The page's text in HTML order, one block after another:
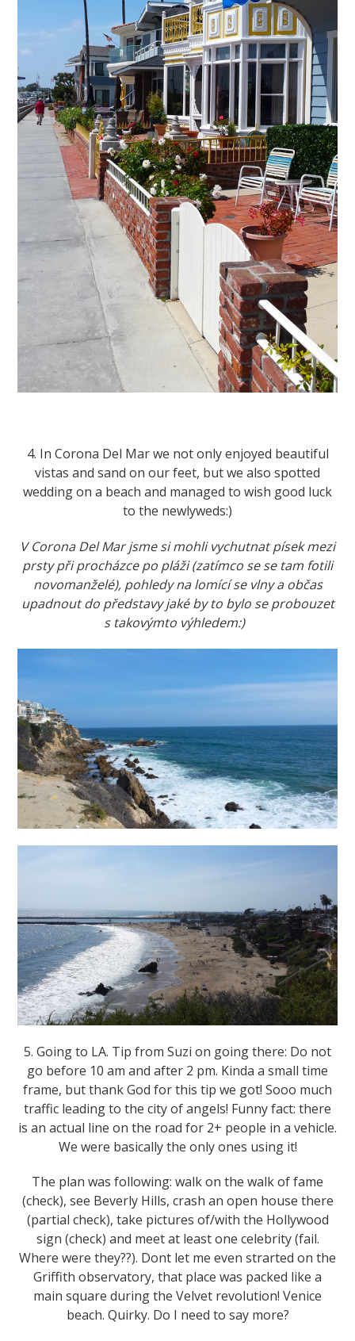
4. In Corona Del Mar we not only enjoyed beautiful
vistas and sand on our feet, but we also spotted
wedding on a beach and managed to wish good luck
to the newlyweds:)
V Corona Del Mar jsme si mohli vychutnat písek mezi
prsty při procházce po pláži (zatímco se se tam fotili
novomanželé), pohledy na lomící se vlny a občas
upadnout do představy jaké by to bylo se probouzet
s takovýmto výhledem:)
5. Going to LA. Tip from Suzi on going there: Do not
go before 10 am and after 2 pm. Kinda a small time
frame, but thank God for this tip we got! Sooo much
traffic leading to the city of angels! Funny fact: there
is an actual line on the road for 2+ people in a vehicle.
We were basically the only ones using it!
The plan was following: walk on the walk of fame
(check), see Beverly Hills, crash an open house there
(partial check), take pictures of/with the Hollywood
sign (check) and meet at least one celebrity (fail.
Where were they??). Dont let me even strarted on the
Griffith observatory, that place was packed like a
main square during the Velvet revolution! Venice
beach. Quirky. Do I need to say more?